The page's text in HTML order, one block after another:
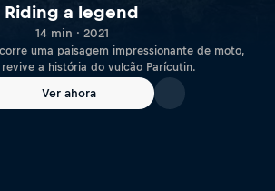
Riding a legend
14 min · 2021
uma paisagem impressionante de moto,
a história do vulcão Parícutin.
Ver ahora